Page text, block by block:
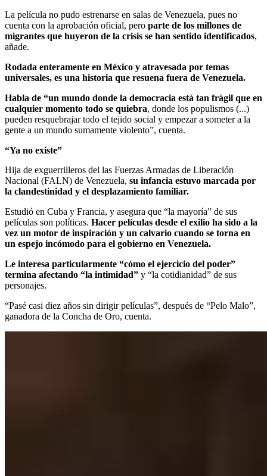
La película no pudo estrenarse en salas de Venezuela, pues no
cuenta con la aprobación oficial, pero parte de los millones de
migrantes que huyeron de la crisis se han sentido identificados,
añade.
Rodada enteramente en México y atravesada por temas
universales, es una historia que resuena fuera de Venezuela.
Habla de “un mundo donde la democracia está tan frágil que en
cualquier momento todo se quiebra, donde los populismos (...)
pueden resquebrajar todo el tejido social y empezar a someter a la
gente a un mundo sumamente violento”, cuenta.
“Ya no existe”
Hija de exguerrilleros del las Fuerzas Armadas de Liberación
Nacional (FALN) de Venezuela, su infancia estuvo marcada por
la clandestinidad y el desplazamiento familiar.
Estudió en Cuba y Francia, y asegura que “la mayoría” de sus
películas son políticas. Hacer películas desde el exilio ha sido a la
vez un motor de inspiración y un calvario cuando se torna en
un espejo incómodo para el gobierno en Venezuela.
Le interesa particularmente “cómo el ejercicio del poder”
termina afectando “la intimidad” y “la cotidianidad” de sus
personajes.
“Pasé casi diez años sin dirigir películas”, después de “Pelo Malo”,
ganadora de la Concha de Oro, cuenta.